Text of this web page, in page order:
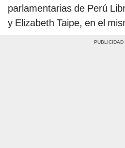
parlamentarias de Perú
y Elizabeth Taipe, en el